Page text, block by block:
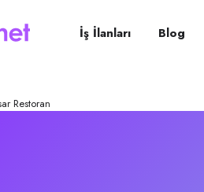
–
Bostancı şubesinde restoran
İş İlanları Blog
Restoran